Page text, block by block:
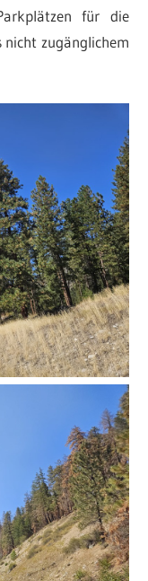
für die
nicht zugänglichem